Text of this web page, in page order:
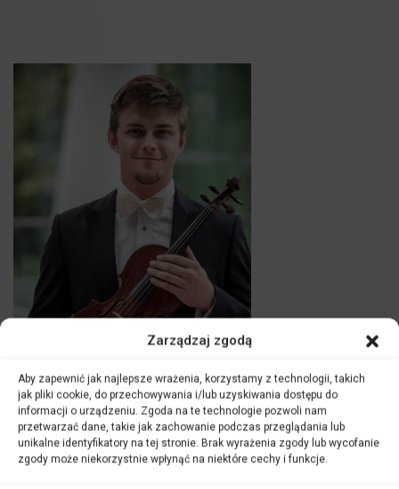
Zarządzaj zgodą
Aby zapewnić jak najlepsze wrażenia, korzystamy z technologii, takich
jak pliki cookie, do przechowywania i/lub uzyskiwania dostępu do
informacji o urządzeniu. Zgoda na te technologie pozwoli nam
przetwarzać dane, takie jak zachowanie podczas przeglądania lub
unikalne identyfikatory na tej stronie. Brak wyrażenia zgody lub wycofanie
zgody może niekorzystnie wpłynąć na niektóre cechy i funkcje.
fot. M. Grocholski
Jan Turkiewicz– skrzypce